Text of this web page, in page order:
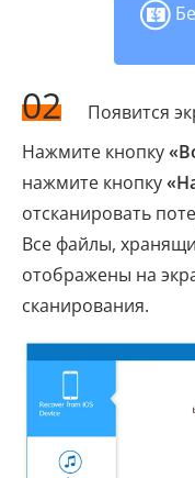
02
Появится
Нажмите кнопку
нажмите кнопку
отсканировать
Все файлы,
отображены на
сканирования.